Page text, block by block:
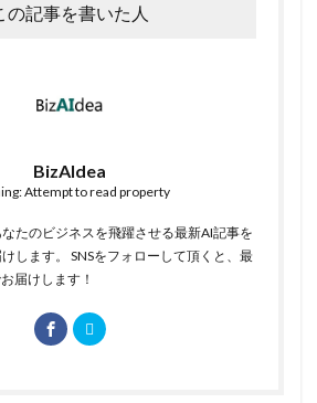
の記事を書いた人
BizAIdea
Attempt to read property
なたのビジネスを飛躍させる最新AI記事を
します。 SNSをフォローして頂くと、最
届けします！